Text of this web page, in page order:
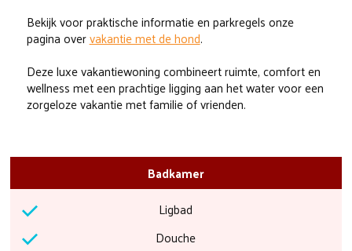
Bekijk voor praktische informatie en parkregels onze
pagina overvakantie met de hond.
Deze luxe vakantiewoning combineert ruimte, comfort en
wellness met een prachtige ligging aan het water voor een
zorgeloze vakantie met familie of vrienden.
Badkamer
Ligbad
Douche